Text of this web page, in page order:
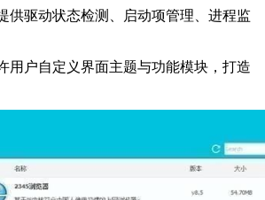
供驱动状态检测、启动项管理、进程监
用户自定义界面主题与功能模块，打造